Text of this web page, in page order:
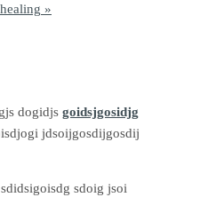
»
dogidjs goidsjgosidjg
jdsoijgosdijgosdij
sdoig jsoi